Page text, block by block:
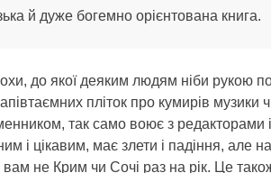
й дуже богемно орієнтована книга.
до якої деяким людям ніби рукою
пліток про кумирів
так само воює з
і цікавим, має злети і падіння, але
не Крим чи Сочі раз на рік. Це